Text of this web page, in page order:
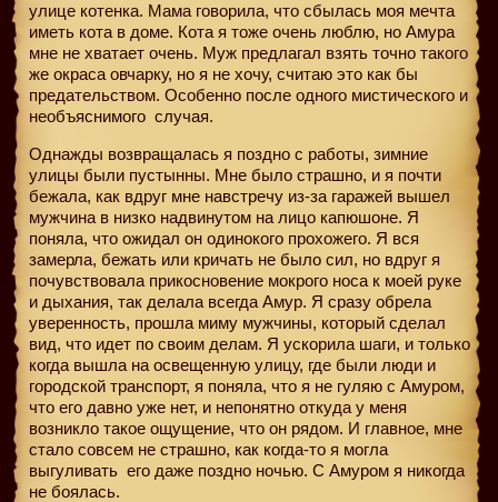
улице котенка. Мама говорила, что сбылась моя мечта
иметь кота в доме. Кота я тоже очень люблю, но Амура
мне не хватает очень. Муж предлагал взять точно такого
же окраса овчарку, но я не хочу, считаю это как бы
предательством. Особенно после одного мистического и
необъяснимого случая.
Однажды возвращалась я поздно с работы, зимние
улицы были пустынны. Мне было страшно, и я почти
бежала, как вдруг мне навстречу из-за гаражей вышел
мужчина в низко надвинутом на лицо капюшоне. Я
поняла, что ожидал он одинокого прохожего. Я вся
замерла, бежать или кричать не было сил, но вдруг я
почувствовала прикосновение мокрого носа к моей руке
и дыхания, так делала всегда Амур. Я сразу обрела
уверенность, прошла миму мужчины, который сделал
вид, что идет по своим делам. Я ускорила шаги, и только
когда вышла на освещенную улицу, где были люди и
городской транспорт, я поняла, что я не гуляю с Амуром,
что его давно уже нет, и непонятно откуда у меня
возникло такое ощущение, что он рядом. И главное, мне
стало совсем не страшно, как когда-то я могла
выгуливать его даже поздно ночью. С Амуром я никогда
не боялась.